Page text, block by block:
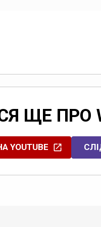
ЩЕ ПРО
YOUTUBE